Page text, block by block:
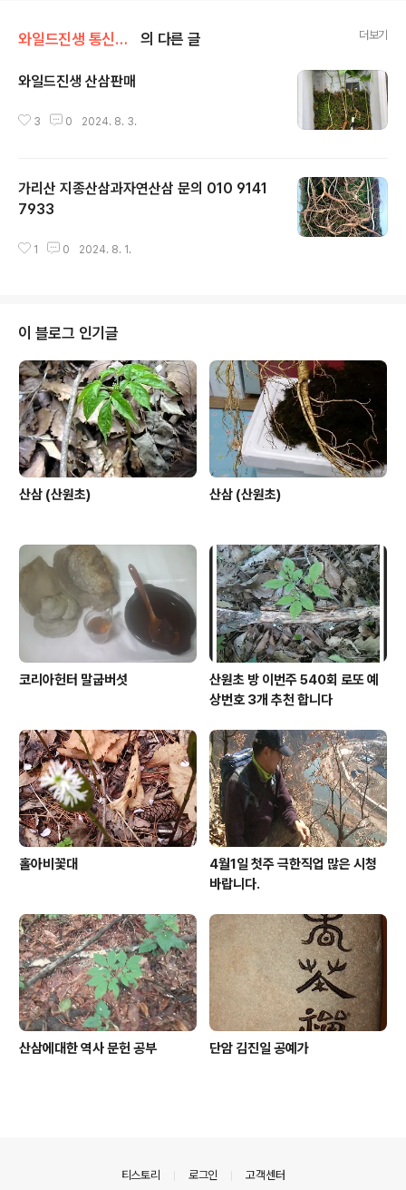
와일드진생 통신판매 스토어 의 다른 글 더보기
와일드진생 산삼판매
3 0 2024. 8. 3.
가리산 지종산삼과자연산삼 문의 010 9141
7933
1 0 2024. 8. 1.
이 블로그 인기글
산삼 (산원초) 산삼 (산원초)
코리아헌터 말굽버섯
산원초 방 이번주 540회 로또 예
상번호 3개 추천 합니다
홀아비꽃대
4월1일 첫주 극한직업 많은 시청
바랍니다.
산삼에대한 역사 문헌 공부 단암 김진일 공예가
티스토리 로그인 고객센터